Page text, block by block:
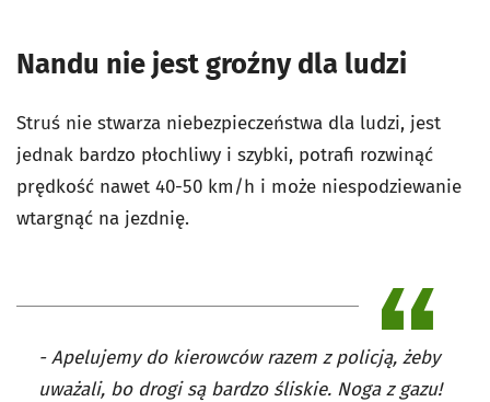
Nandu nie jest groźny dla ludzi
Struś nie stwarza niebezpieczeństwa dla ludzi, jest
jednak bardzo płochliwy i szybki, potrafi rozwinąć
prędkość nawet 40-50 km/h i może niespodziewanie
wtargnąć na jezdnię.
- Apelujemy do kierowców razem z policją, żeby
uważali, bo drogi są bardzo śliskie. Noga z gazu!